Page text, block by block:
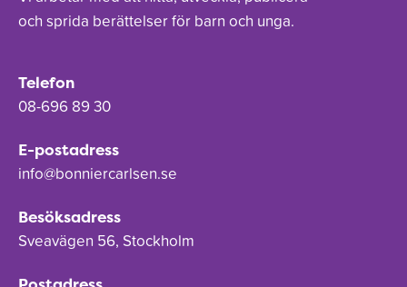
och sprida berättelser för barn och unga.
Telefon
08-696 89 30
E-postadress
info@bonniercarlsen.se
Besöksadress
Sveavägen 56, Stockholm